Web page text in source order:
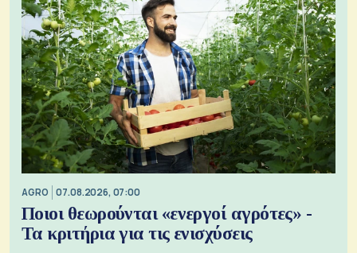
AGRO 07.08.2026, 07:00
Ποιοι θεωρούνται «ενεργοί αγρότες» -
Τα κριτήρια για τις ενισχύσεις